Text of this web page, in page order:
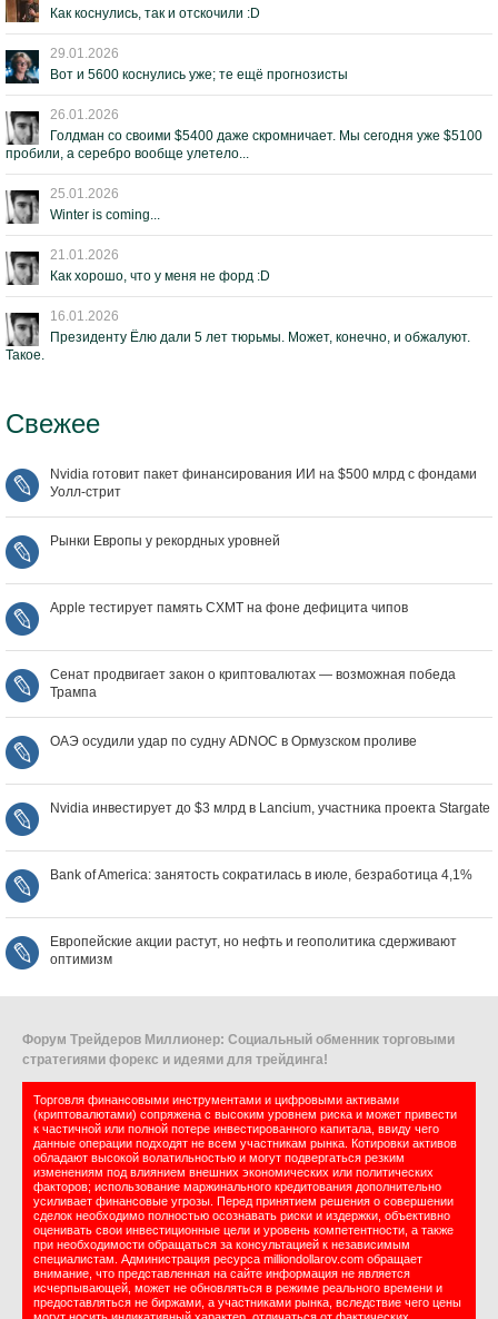
Как коснулись, так и отскочили :D
29.01.2026
Вот и 5600 коснулись уже; те ещё прогнозисты
26.01.2026
Голдман со своими $5400 даже скромничает. Мы сегодня уже $5100
пробили, а серебро вообще улетело...
25.01.2026
Winter is coming...
21.01.2026
Как хорошо, что у меня не форд :D
16.01.2026
Президенту Ёлю дали 5 лет тюрьмы. Может, конечно, и обжалуют.
Такое.
Свежее
Nvidia готовит пакет финансирования ИИ на $500 млрд с фондами
Уолл‑стрит
Рынки Европы у рекордных уровней
Apple тестирует память CXMT на фоне дефицита чипов
Сенат продвигает закон о криптовалютах — возможная победа
Трампа
ОАЭ осудили удар по судну ADNOC в Ормузском проливе
Nvidia инвестирует до $3 млрд в Lancium, участника проекта Stargate
Bank of America: занятость сократилась в июле, безработица 4,1%
Европейские акции растут, но нефть и геополитика сдерживают
оптимизм
Форум Трейдеров Миллионер: Социальный обменник торговыми
стратегиями форекс и идеями для трейдинга!
Торговля финансовыми инструментами и цифровыми активами
(криптовалютами) сопряжена с высоким уровнем риска и может привести
к частичной или полной потере инвестированного капитала, ввиду чего
данные операции подходят не всем участникам рынка. Котировки активов
обладают высокой волатильностью и могут подвергаться резким
изменениям под влиянием внешних экономических или политических
факторов; использование маржинального кредитования дополнительно
усиливает финансовые угрозы. Перед принятием решения о совершении
сделок необходимо полностью осознавать риски и издержки, объективно
оценивать свои инвестиционные цели и уровень компетентности, а также
при необходимости обращаться за консультацией к независимым
специалистам. Администрация ресурса milliondollarov.com обращает
внимание, что представленная на сайте информация не является
исчерпывающей, может не обновляться в режиме реального времени и
предоставляться не биржами, а участниками рынка, вследствие чего цены